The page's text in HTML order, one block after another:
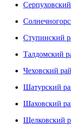
Ступинский
Талдомский
Чеховский
Шатурский
Шаховский
Щелковский